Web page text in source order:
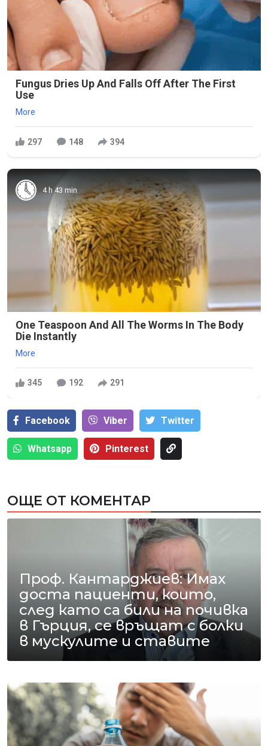
Fungus Dries Up And Falls Off After The First
Use
More
297 148 394
4 h 43 min
One Teaspoon And All The Worms In The Body
Die Instantly
More
345 192 291
Facebook Viber Тwitter
Whatsapp Pinterest
ОЩЕ ОТ КОМЕНТАР
Проф. Кантарджиев: Имах
доста пациенти, които,
след като са били на почивка
в Гърция, се връщат с болки
в мускулите и ставите